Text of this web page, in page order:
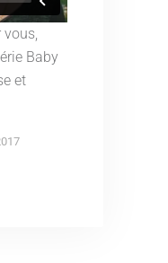
vous,
Baby
et